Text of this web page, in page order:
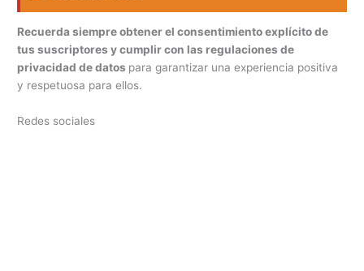
Recuerda siempre obtener el consentimiento explícito de
tus suscriptores y cumplir con las regulaciones de
privacidad de datos para garantizar una experiencia positiva
y respetuosa para ellos.
Redes sociales